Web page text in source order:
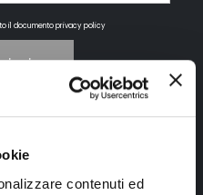
contenuti ed
il documentoprivacy policy